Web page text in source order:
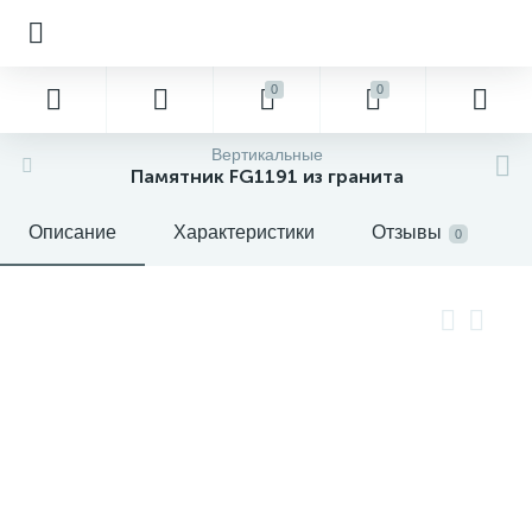
0 0
Вертикальные
Памятник FG1191 из гранита
Описание Характеристики Отзывы 0